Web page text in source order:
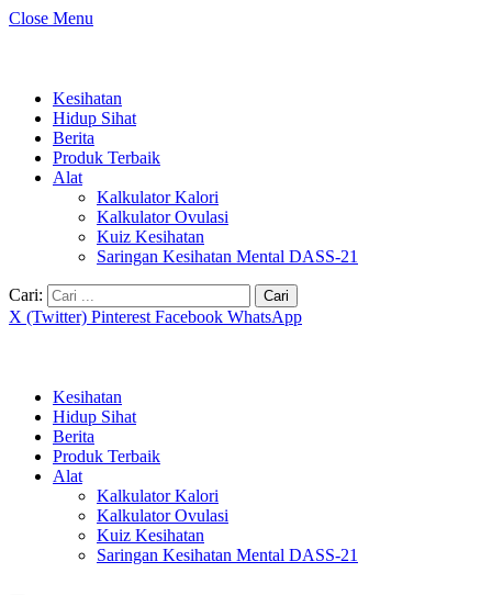
Close Menu
Kesihatan
Hidup Sihat
Berita
Produk Terbaik
Alat
Kalkulator Kalori
Kalkulator Ovulasi
Kuiz Kesihatan
Saringan Kesihatan Mental DASS-21
Cari:
X (Twitter) Pinterest Facebook WhatsApp
Kesihatan
Hidup Sihat
Berita
Produk Terbaik
Alat
Kalkulator Kalori
Kalkulator Ovulasi
Kuiz Kesihatan
Saringan Kesihatan Mental DASS-21